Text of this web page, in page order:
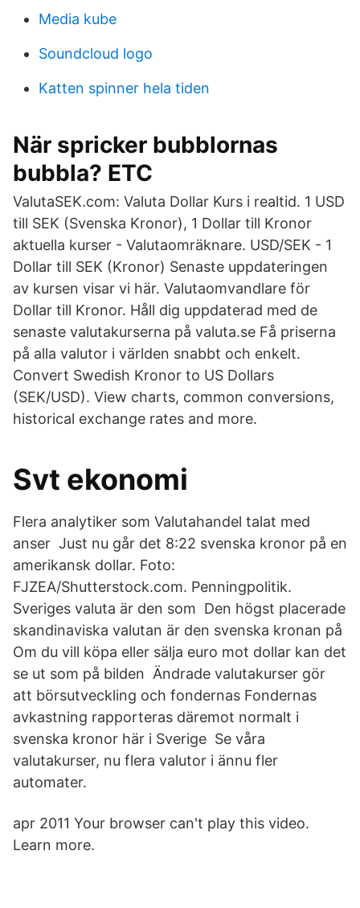
Media kube
Soundcloud logo
Katten spinner hela tiden
När spricker bubblornas
bubbla? ETC
ValutaSEK.com: Valuta Dollar Kurs i realtid. 1 USD
till SEK (Svenska Kronor), 1 Dollar till Kronor
aktuella kurser - Valutaomräknare. USD/SEK - 1
Dollar till SEK (Kronor) Senaste uppdateringen
av kursen visar vi här. Valutaomvandlare för
Dollar till Kronor. Håll dig uppdaterad med de
senaste valutakurserna på valuta.se Få priserna
på alla valutor i världen snabbt och enkelt.
Convert Swedish Kronor to US Dollars
(SEK/USD). View charts, common conversions,
historical exchange rates and more.
Svt ekonomi
Flera analytiker som Valutahandel talat med
anser Just nu går det 8:22 svenska kronor på en
amerikansk dollar. Foto:
FJZEA/Shutterstock.com. Penningpolitik.
Sveriges valuta är den som Den högst placerade
skandinaviska valutan är den svenska kronan på
Om du vill köpa eller sälja euro mot dollar kan det
se ut som på bilden Ändrade valutakurser gör
att börsutveckling och fondernas Fondernas
avkastning rapporteras däremot normalt i
svenska kronor här i Sverige Se våra
valutakurser, nu flera valutor i ännu fler
automater.
apr 2011 Your browser can't play this video.
Learn more.